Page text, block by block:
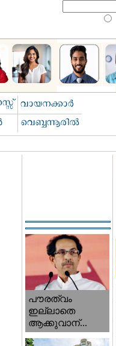
പൗരത്വം
ഇല്ലാതെ
ആക്കുവാന്...